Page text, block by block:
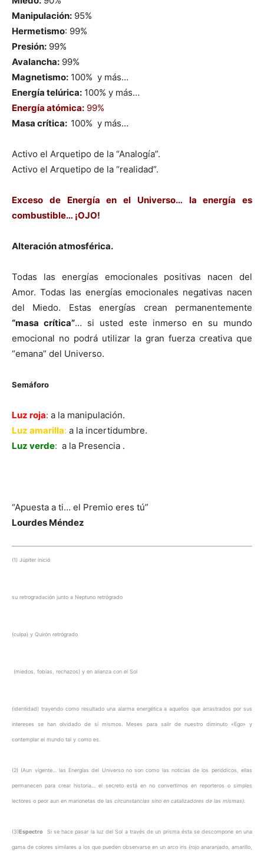
Manipulación: 95%
Hermetismo: 99%
Presión: 99%
Avalancha: 99%
Magnetismo: 100% y más…
Energía telúrica: 100% y más…
Energía atómica: 99%
Masa crítica: 100% y más…
Activo el Arquetipo de la “Analogía”.
Activo el Arquetipo de la “realidad”.
Exceso de Energía en el Universo… la energía es
combustible… ¡OJO!
Alteración atmosférica.
Todas las energías emocionales positivas nacen del
Amor. Todas las energías emocionales negativas nacen
del Miedo. Estas energías crean permanentemente
“masa crítica”… si usted este inmerso en su mundo
emocional no podrá utilizar la gran fuerza creativa que
“emana” del Universo.
Semáforo
Luz roja: a la manipulación.
Luz amarilla: a la incertidumbre.
Luz verde: a la Presencia .
“Apuesta a ti… el Premio eres tú”
Lourdes Méndez
(1) Júpiter inició
su retrogradación junto a Neptuno retrógrado
(culpa) y Quirón retrógrado
(miedos, fobias, rechazos) y en alianza con el Sol
(identidad) trayendo como resultado una alarma energética a aquellos que arrastrados por sus
intereses se han olvidado de sí mismos. Meses para salir de nuestro diminuto «Ego» y
contemplar el mundo tal y como es.
(2) (Aun vigente… las Energías del Universo no son como las noticias de los periódicos, ellas
permanecen para crear historia… el secreto está en no convertirnos en reporteros o simples
lectores o peor aun en marionetas de las circunstancias sino en catalizadores de las mismas).
(3)Espectro Si se hace pasar la luz del Sol a través de un prisma ésta se descompone en una
gama de colores similares a los que pueden observarse en un arco iris (rojo anaranjado, amarillo,